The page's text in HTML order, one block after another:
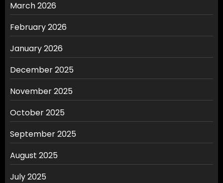
March 2026
February 2026
January 2026
December 2025
November 2025
October 2025
September 2025
August 2025
July 2025